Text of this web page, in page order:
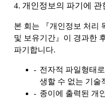
4. 개인정보의 파기에 관
본 회는 『개인정보 처리
및 보유기간』이 경과한
파기합니다.
전자적 파일형태
생할 수 없는 기술
종이에 출력된 개